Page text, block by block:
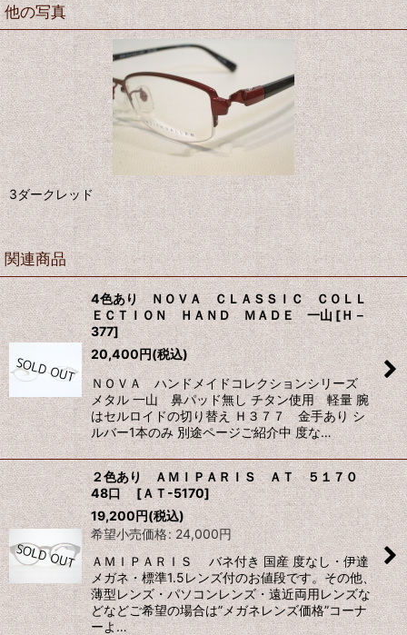
他の写真
3ダークレッド
関連商品
4色あり ＮＯＶＡ ＣＬＡＳＳＩＣ ＣＯＬＬ
ＥＣＴＩＯＮ ＨＡＮＤ ＭＡＤＥ 一山 [Ｈ－
377]
20,400円(税込)
ＮＯＶＡ ハンドメイドコレクションシリーズ
メタル 一山 鼻パッド無し チタン使用 軽量 腕
はセルロイドの切り替え Ｈ３７７ 金手あり シ
ルバー1本のみ 別途ページご紹介中 度な…
２色あり ＡＭＩＰＡＲＩＳ ＡＴ ５１７０
48口 [ＡＴ-5170]
19,200円(税込)
希望小売価格: 24,000円
ＡＭＩＰＡＲＩＳ バネ付き 国産 度なし・伊達
メガネ・標準1.5レンズ付のお値段です。その他、
薄型レンズ・パソコンレンズ・遠近両用レンズな
どなどご希望の場合は”メガネレンズ価格”コーナ
ーよ…